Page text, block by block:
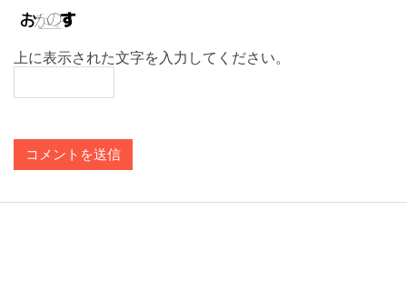
上に表示された文字を入力してください。